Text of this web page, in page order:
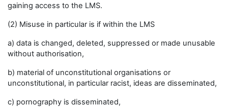
gaining access to the LMS.
(2) Misuse in particular is if within the LMS
a) data is changed, deleted, suppressed or made unusable
without authorisation,
b) material of unconstitutional organisations or
unconstitutional, in particular racist, ideas are disseminated,
c) pornography is disseminated,